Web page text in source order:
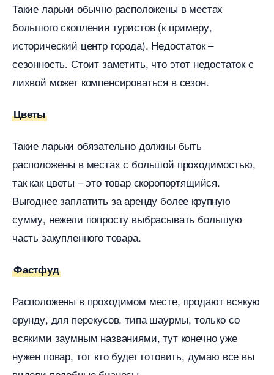
Такие ларьки обычно расположены в местах
ольшого скопления туристов (к примеру,
исторический центр города). Недостаток –
сезонность. Стоит заметить, что этот недостаток с
лихвой может компенсироваться в сезон.
Цветы
Такие ларьки обязательно должны быть
расположены в местах с большой проходимостью,
так как цветы – это товар скоропортящийся.
ыгоднее заплатить за аренду более крупную
сумму, нежели попросту выбрасывать большую
часть закупленного товара.
Фастфуд
Расположены в проходимом месте, продают всякую
ерунду, для перекусов, типа шаурмы, только со
сякими заумным названиями, тут конечно уже
нужен повар, тот кто будет готовить, думаю все вы